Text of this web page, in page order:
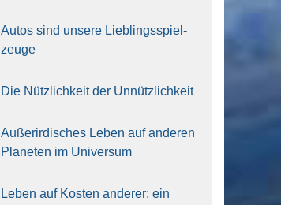
Autos sind unse­re Lieb­lings­spiel­
zeu­ge
Die Nütz­lich­keit der Unnütz­lich­keit
Außer­ir­di­sches Leben auf ande­ren
Pla­ne­ten im Uni­ver­sum
Leben auf Kos­ten ande­rer: ein